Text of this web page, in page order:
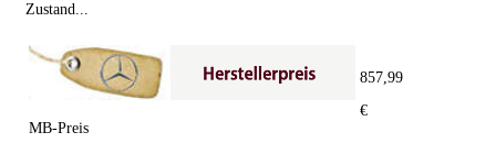
Zustand...
MB-Preis
857,99
€